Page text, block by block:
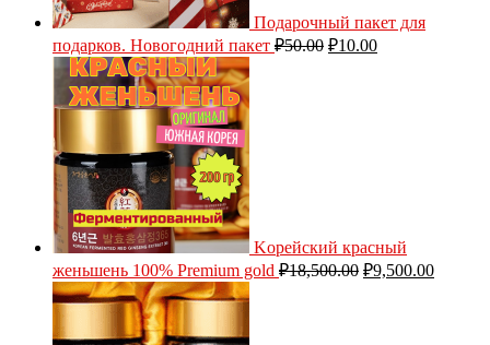
Подарочный пакет для
подарков. Новогодний пакет ₽50.00 ₽10.00
Kорейский красный
женьшень 100% Premium gold ₽18,500.00 ₽9,500.00